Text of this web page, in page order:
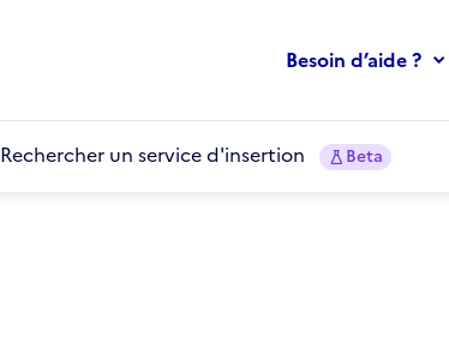
Besoin d’aide ?
Rechercher un service d'insertion Beta